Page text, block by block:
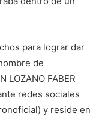
para lograr dar
de
LOZANO FABER
redes sociales
y reside en